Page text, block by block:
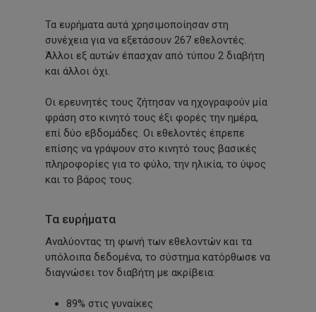
Τα ευρήματα αυτά χρησιμοποίησαν στη
συνέχεια για να εξετάσουν 267 εθελοντές.
Άλλοι εξ αυτών έπασχαν από τύπου 2 διαβήτη
και άλλοι όχι.
Οι ερευνητές τους ζήτησαν να ηχογραφούν μία
φράση στο κινητό τους έξι φορές την ημέρα,
επί δύο εβδομάδες. Οι εθελοντές έπρεπε
επίσης να γράψουν στο κινητό τους βασικές
πληροφορίες για το φύλο, την ηλικία, το ύψος
και το βάρος τους.
Τα ευρήματα
Αναλύοντας τη φωνή των εθελοντών και τα
υπόλοιπα δεδομένα, το σύστημα κατόρθωσε να
διαγνώσει τον διαβήτη με ακρίβεια:
89% στις γυναίκες